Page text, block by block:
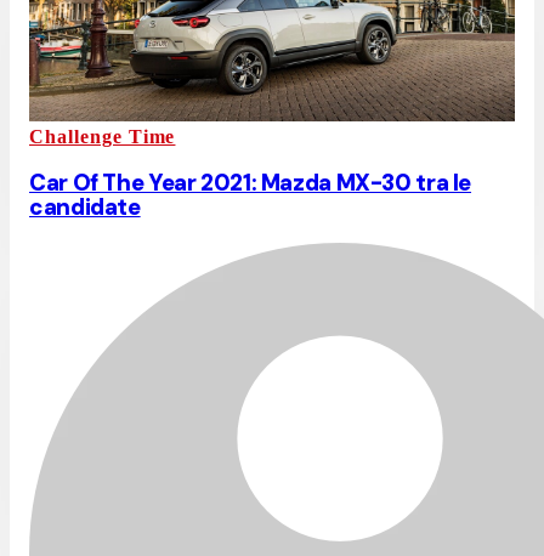
Challenge Time
Car Of The Year 2021: Mazda MX-30 tra le
candidate